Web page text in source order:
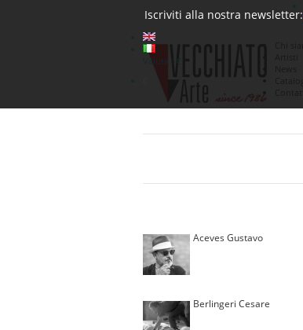
Iscriviti alla nostra newsletter:
Aceves Gustavo
Berlingeri Cesare